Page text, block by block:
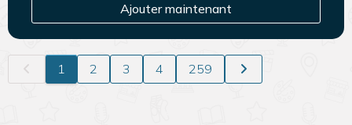
Ajouter maintenant
1 2 3 4 259